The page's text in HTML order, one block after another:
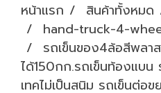
หน้าแรก สินค้าทั้งหมด
hand-truck-4-
รถเข็นของ4ล้อสีพลา
ได้150กก.รถเข็นท้องแบน
เทคไม่เป็นสนิม รถเข็นต่อ